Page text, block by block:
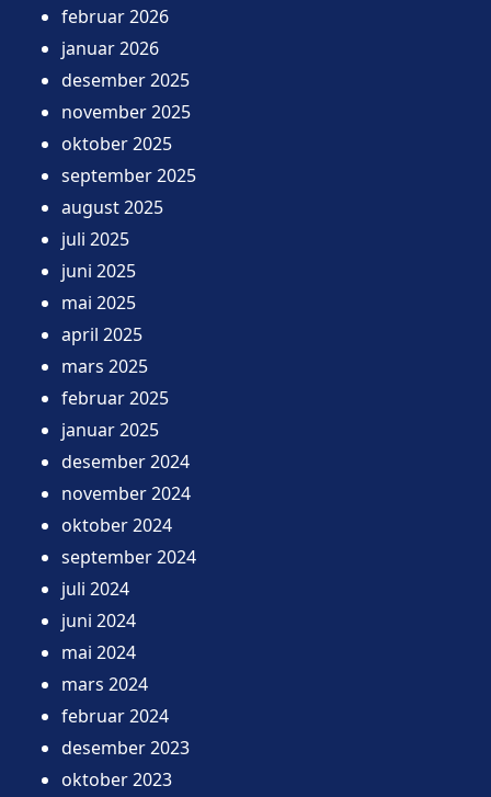
februar 2026
januar 2026
desember 2025
november 2025
oktober 2025
september 2025
august 2025
juli 2025
juni 2025
mai 2025
april 2025
mars 2025
februar 2025
januar 2025
desember 2024
november 2024
oktober 2024
september 2024
juli 2024
juni 2024
mai 2024
mars 2024
februar 2024
desember 2023
oktober 2023